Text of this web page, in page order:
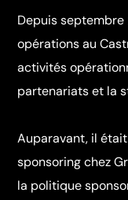
Depuis
opérations au
activités
partenariats et la
Auparavant, il
sponsoring chez
la politique